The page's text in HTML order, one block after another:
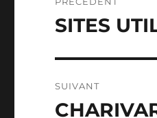
de
Publication
SITES
SUIVANT
Publication